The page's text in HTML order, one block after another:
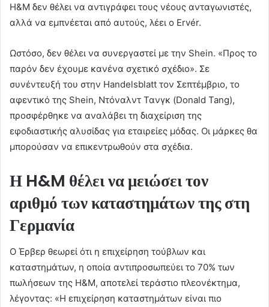
H&M δεν θέλει να αντιγράφει τους νέους ανταγωνιστές,
αλλά να εμπνέεται από αυτούς, λέει ο Ervér.
Ωστόσο, δεν θέλει να συνεργαστεί με την Shein. «Προς το
παρόν δεν έχουμε κανένα σχετικό σχέδιο». Σε
συνέντευξή του στην Handelsblatt τον Σεπτέμβριο, το
αφεντικό της Shein, Ντόναλντ Τανγκ (Donald Tang),
προσφέρθηκε να αναλάβει τη διαχείριση της
εφοδιαστικής αλυσίδας για εταιρείες μόδας. Οι μάρκες θα
μπορούσαν να επικεντρωθούν στα σχέδια.
Η H&M θέλει να μειώσει τον
αριθμό των καταστημάτων της στη
Γερμανία
Ο Έρβερ θεωρεί ότι η επιχείρηση τούβλων και
καταστημάτων, η οποία αντιπροσωπεύει το 70% των
πωλήσεων της H&M, αποτελεί τεράστιο πλεονέκτημα,
λέγοντας: «Η επιχείρηση καταστημάτων είναι πιο